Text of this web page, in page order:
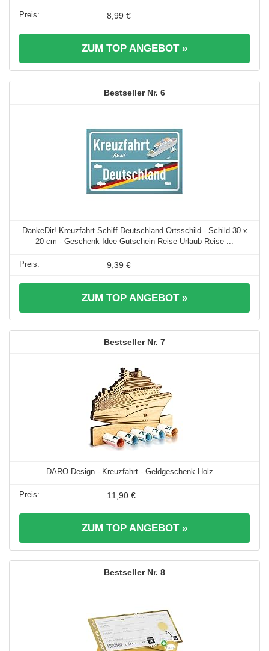
8,99 €
ZUM TOP ANGEBOT »
6
DankeDir! Kreuzfahrt Schiff Deutschland Ortsschild - Schild 30 x
20 cm - Geschenk Idee Gutschein Reise Urlaub Reise ...
9,39 €
ZUM TOP ANGEBOT »
7
DARO Design - Kreuzfahrt - Geldgeschenk Holz ...
11,90 €
ZUM TOP ANGEBOT »
8